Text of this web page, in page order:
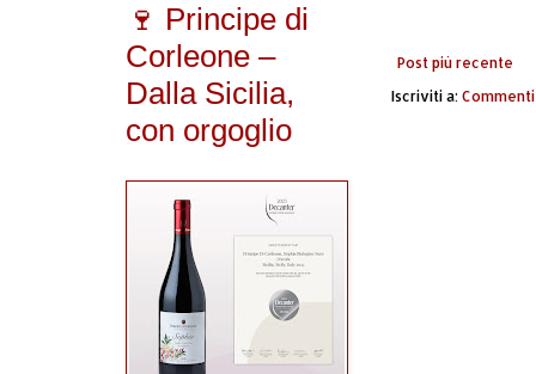
Post più recente
Iscriviti a:
🍷 Principe di
Corleone –
Dalla Sicilia,
con orgoglio